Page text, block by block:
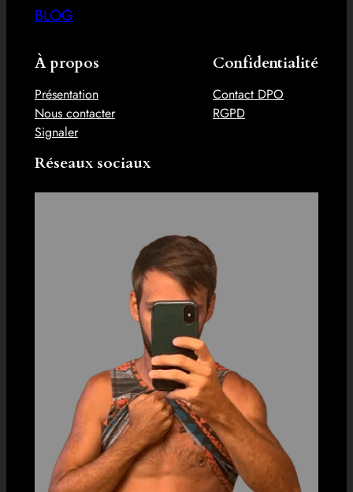
BLOG
À propos
Présentation
Nous contacter
Signaler
Confidentialité
Contact DPO
RGPD
Réseaux sociaux